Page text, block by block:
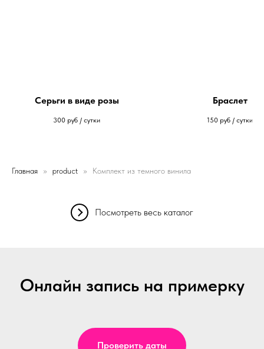
Серьги в виде розы
300 руб / сутки
Браслет
150 руб / сутки
Главная product Комплект из темного винила
Посмотреть весь каталог
Онлайн запись на примерку
Проверить даты